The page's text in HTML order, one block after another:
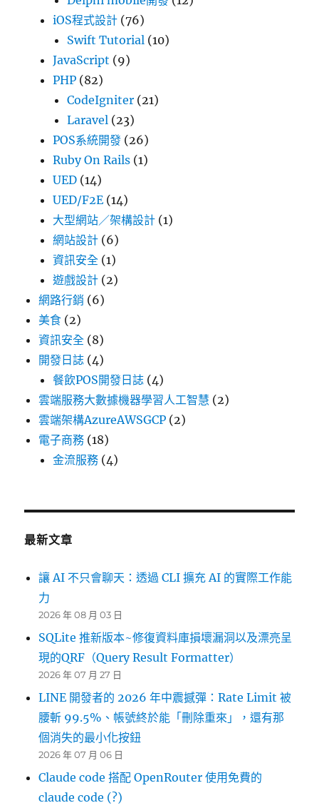
iOS程式設計 (76)
Swift Tutorial (10)
JavaScript (9)
PHP (82)
CodeIgniter (21)
Laravel (23)
POS系統開發 (26)
Ruby On Rails (1)
UED (14)
UED/F2E (14)
大型網站／架構設計 (1)
網站設計 (6)
資訊安全 (1)
遊戲設計 (2)
網路行銷 (6)
美食 (2)
資訊安全 (8)
開發日誌 (4)
餐飲POS開發日誌 (4)
雲端服務大數據機器學習人工智慧 (2)
雲端架構AzureAWSGCP (2)
電子商務 (18)
金流服務 (4)
最新文章
讓 AI 不只會聊天：透過 CLI 擴充 AI 的實際工作能
力
2026 年 08 月 03 日
SQLite 推新版本~修復資料庫損壞漏洞以及漂亮呈
現的QRF（Query Result Formatter）
2026 年 07 月 27 日
LINE 開發者的 2026 年中震撼彈：Rate Limit 被
腰斬 99.5%、帳號終於能「刪除重來」，還有那
個消失的最小化按鈕
2026 年 07 月 06 日
Claude code 搭配 OpenRouter 使用免費的
claude code (?)